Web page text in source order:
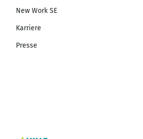
New Work SE
Karriere
Presse